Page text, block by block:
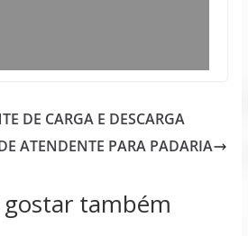
DE CARGA E DESCARGA
ATENDENTE PARA PADARIA
também